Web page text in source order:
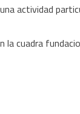
actividad
cuadra